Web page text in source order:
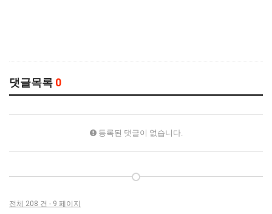
댓글목록 0
등록된 댓글이 없습니다.
전체 208 건 - 9 페이지